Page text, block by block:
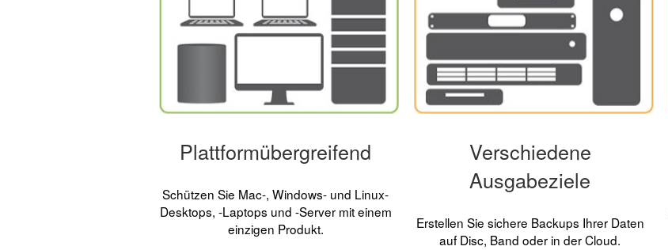
Plattformübergreifend
Schützen Sie Mac-, Windows- und Linux-
Desktops, -Laptops und -Server mit einem
einzigen Produkt.
Verschiedene
Ausgabeziele
Erstellen Sie sichere Backups Ihrer Daten
auf Disc, Band oder in der Cloud.